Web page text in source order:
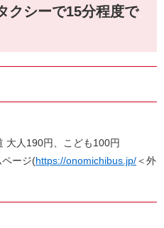
クシーで15分程度で
人190円、こども100円
ージ(https://onomichibus.jp/＜外